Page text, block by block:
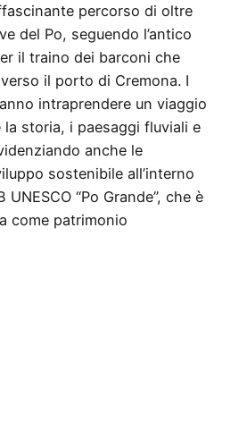
percorso di oltre
del Po, seguendo l’antico
il traino dei barconi che
il porto di Cremona. I
intraprendere un viaggio
storia, i paesaggi fluviali e
anche le
sostenibile all’interno
UNESCO “Po Grande”, che è
come patrimonio